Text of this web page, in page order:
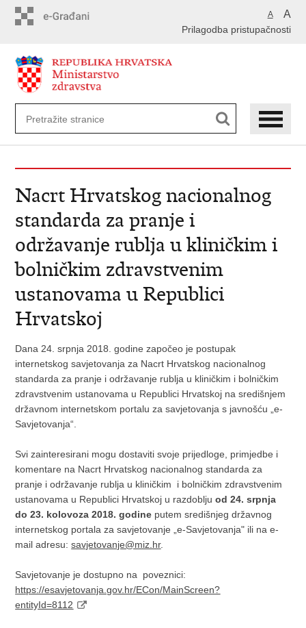
A A
Prilagodba pristupačnosti
Nacrt Hrvatskog nacionalnog
standarda za pranje i
održavanje rublja u kliničkim i
bolničkim zdravstvenim
ustanovama u Republici
Hrvatskoj
Dana 24. srpnja 2018. godine započeo je postupak
internetskog savjetovanja za Nacrt Hrvatskog nacionalnog
standarda za pranje i održavanje rublja u kliničkim i bolničkim
zdravstvenim ustanovama u Republici Hrvatskoj na središnjem
državnom internetskom portalu za savjetovanja s javnošću „e-
Savjetovanja“.
Svi zainteresirani mogu dostaviti svoje prijedloge, primjedbe i
komentare na Nacrt Hrvatskog nacionalnog standarda za
pranje i održavanje rublja u kliničkim i bolničkim zdravstvenim
ustanovama u Republici Hrvatskoj u razdoblju od 24. srpnja
do 23. kolovoza 2018. godine putem središnjeg državnog
internetskog portala za savjetovanje „e-Savjetovanja" ili na e-
mail adresu:savjetovanje@miz.hr.
Savjetovanje je dostupno na poveznici:
https://esavjetovanja.gov.hr/ECon/MainScreen?
entityId=8112